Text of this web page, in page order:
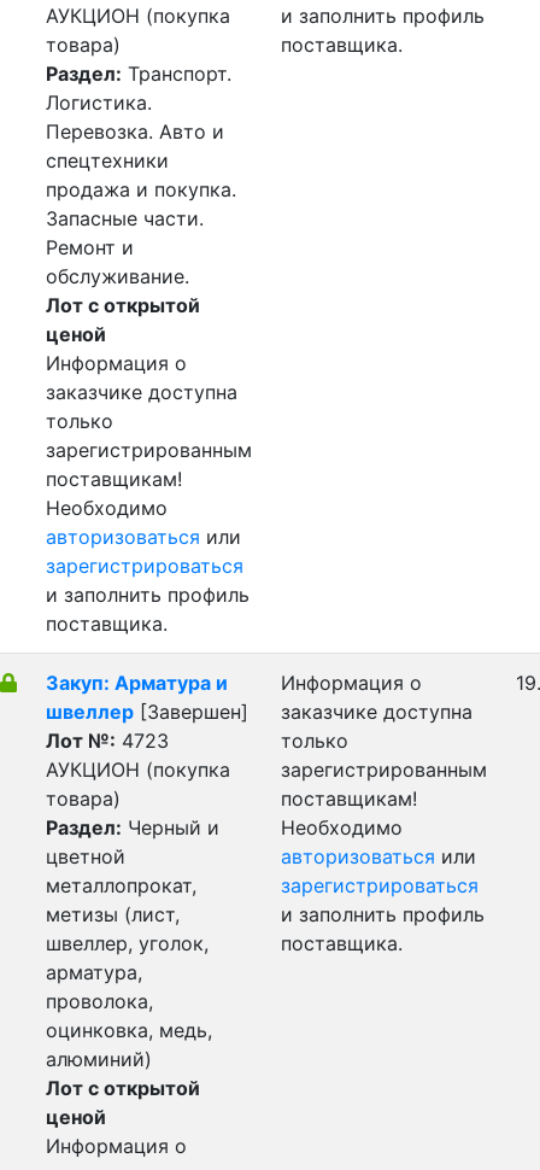
АУКЦИОН (покупка
товара)
Раздел: Транспорт.
Логистика.
Перевозка. Авто и
спецтехники
продажа и покупка.
Запасные части.
Ремонт и
обслуживание.
Лот с открытой
ценой
Информация о
заказчике доступна
только
зарегистрированным
поставщикам!
Необходимо
авторизоваться или
зарегистрироваться
и заполнить профиль
поставщика.
и заполнить профиль
поставщика.
Закуп: Арматура и
швеллер [Завершен]
Лот №: 4723
АУКЦИОН (покупка
товара)
Раздел: Черный и
цветной
металлопрокат,
метизы (лист,
швеллер, уголок,
арматура,
проволока,
оцинковка, медь,
алюминий)
Лот с открытой
ценой
Информация о
Информация о
заказчике доступна
только
зарегистрированным
поставщикам!
Необходимо
авторизоваться или
зарегистрироваться
и заполнить профиль
поставщика.